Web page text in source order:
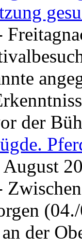
der
August
der